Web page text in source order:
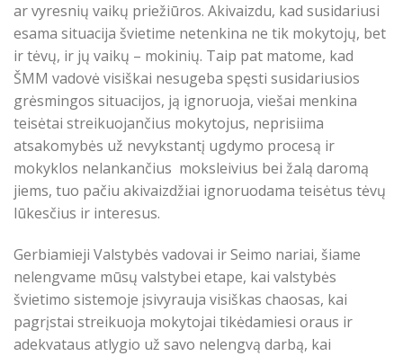
ar vyresnių vaikų priežiūros. Akivaizdu, kad susidariusi
esama situacija švietime netenkina ne tik mokytojų, bet
ir tėvų, ir jų vaikų – mokinių. Taip pat matome, kad
ŠMM vadovė visiškai nesugeba spęsti susidariusios
grėsmingos situacijos, ją ignoruoja, viešai menkina
teisėtai streikuojančius mokytojus, neprisiima
atsakomybės už nevykstantį ugdymo procesą ir
mokyklos nelankančius moksleivius bei žalą daromą
jiems, tuo pačiu akivaizdžiai ignoruodama teisėtus tėvų
lūkesčius ir interesus.
Gerbiamieji Valstybės vadovai ir Seimo nariai, šiame
nelengvame mūsų valstybei etape, kai valstybės
švietimo sistemoje įsivyrauja visiškas chaosas, kai
pagrįstai streikuoja mokytojai tikėdamiesi oraus ir
adekvataus atlygio už savo nelengvą darbą, kai